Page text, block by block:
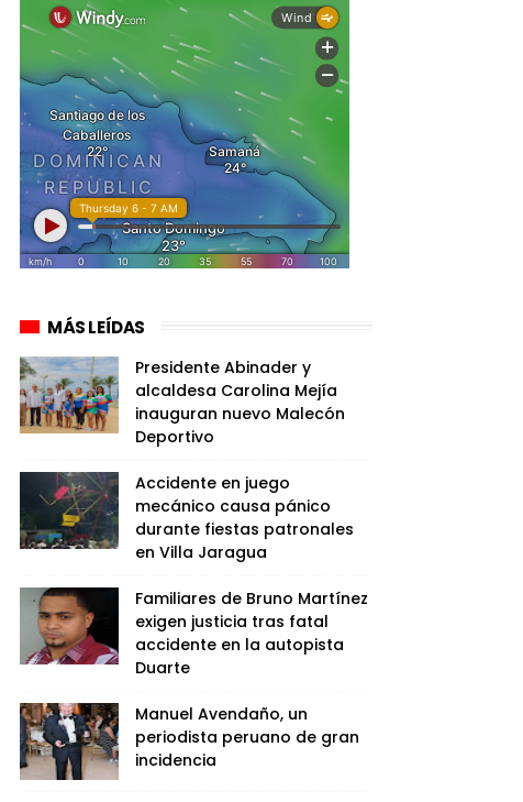
MÁS LEÍDAS
Presidente Abinader y
alcaldesa Carolina Mejía
inauguran nuevo Malecón
Deportivo
Accidente en juego
mecánico causa pánico
durante fiestas patronales
en Villa Jaragua
Familiares de Bruno Martínez
exigen justicia tras fatal
accidente en la autopista
Duarte
Manuel Avendaño, un
periodista peruano de gran
incidencia